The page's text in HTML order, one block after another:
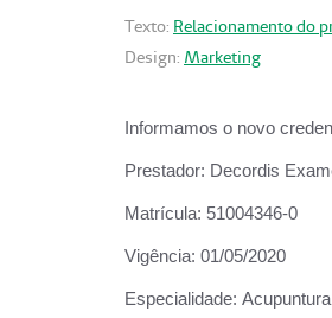
Texto: Relacionamento do
Design: Marketing
Informamos o novo
Prestador: Decordis
Matrícula: 51004346-0
Vigência: 01/05/2020
Especialidade: